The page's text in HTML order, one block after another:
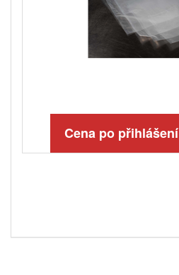
Cena po přihlášení